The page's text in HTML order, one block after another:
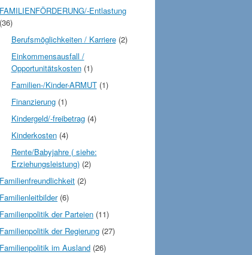
FAMILIENFÖRDERUNG/-Entlastung
(36)
Berufsmöglichkeiten / Karriere(2)
Einkommensausfall /
Opportunitätskosten(1)
Familien-/Kinder-ARMUT(1)
Finanzierung(1)
Kindergeld/-freibetrag(4)
Kinderkosten(4)
Rente/Babyjahre ( siehe:
Erziehungsleistung)(2)
Familienfreundlichkeit (2)
Familienleitbilder(6)
Familienpolitik der Parteien (11)
Familienpolitik der Regierung (27)
Familienpolitik im Ausland (26)